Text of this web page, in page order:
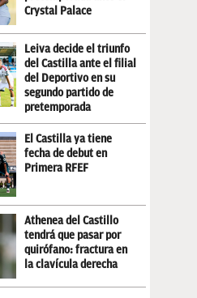
Crystal Palace
Leiva decide el triunfo
del Castilla ante el filial
del Deportivo en su
segundo partido de
pretemporada
El Castilla ya tiene
fecha de debut en
Primera RFEF
Athenea del Castillo
tendrá que pasar por
quirófano: fractura en
la clavícula derecha